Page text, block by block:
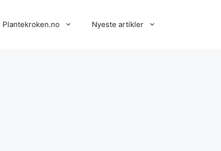
Plantekroken.no Nyeste artikler